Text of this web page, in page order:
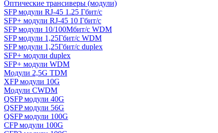
Оптические трансиверы (модули)
SFP модули RJ-45 1.25 Гбит/c
SFP+ модули RJ-45 10 Гбит/c
SFP модули 10/100Мбит/с WDM
SFP модули 1,25Гбит/с WDM
SFP модули 1,25Гбит/с duplex
SFP+ модули duplex
SFP+ модули WDM
Модули 2,5G TDM
XFP модули 10G
Модули CWDM
QSFP модули 40G
QSFP модули 56G
QSFP модули 100G
CFP модули 100G